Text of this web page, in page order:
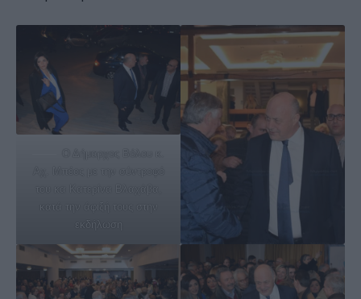
Ο Δήμαρχος Βόλου κ.
Αχ. Μπέος με την σύντροφό
του κα Κατερίνα Βλαχάβα,
κατά την άφιξή τους στην
εκδήλωση